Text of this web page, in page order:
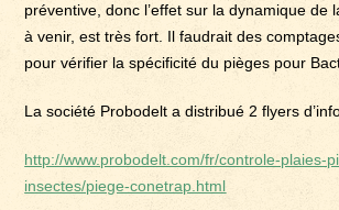
préventive, donc l’effet sur la dynamique de
à venir, est très fort. Il faudrait des
pour vérifier la spécificité du pièges pour
La société Probodelt a distribué 2 flyers
http://www.probodelt.com/fr/controle-plaies-
insectes/piege-conetrap.html